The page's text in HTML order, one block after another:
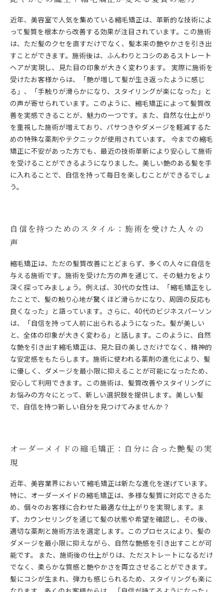
近年、美容室で人気を集めている縮毛矯正は、革新的な技術によ
って髪質を根本から改善する効果が注目されています。この施術
は、ただ髪のクセを直すだけでなく、髪本来の艶やかさを引き出
すことができます。施術後は、ふんわりとコシのあるストレート
ヘアが実現し、見た目の印象が大きく変わります。 実際に施術を
受けたお客様からは、「艶が増して髪が生き返ったように感じ
る」、「手触りが滑らかになり、スタイリングが楽になった」と
の声が寄せられています。このように、縮毛矯正によって髪質改
善を実感できることが、魅力の一つです。また、自然な仕上がり
を重視した施術が増えており、パサつきやダメージを軽減するた
めの特殊な薬剤やテクニックが使用されています。 今までの縮毛
矯正に不安があった方でも、最近の技術革新により安心して施術
を受けることができるようになりました。美しい艶のある髪を手
に入れることで、自信を持って毎日を楽しむことができるでしょ
う。
自信を持つためのスタイル：施術を受けた人々の
声
縮毛矯正は、ただの髪質改善にとどまらず、多くの人々に自信を
与える施術です。施術を受けた方の声を通じて、その魅力をより
深く探ってみましょう。例えば、30代の女性は、「縮毛矯正をし
たことで、髪の触り心地が驚くほど滑らかになり、周囲の反応も
良くなった」と語っています。さらに、40代のビジネスパーソン
は、「自信を持って人前に出られるようになった。髪が美しい
と、全体の印象が大きく変わる」と話します。このように、自然
な艶を引き出す縮毛矯正は、見た目の美しさだけでなく、精神的
な安定感をもたらします。施術に使われる薬剤の進化により、髪
に優しく、ダメージを最小限に抑えることが可能になったため、
安心して利用できます。この施術は、髪質改善やスタイリングに
お悩みの方々にとって、新しい選択肢を提供します。美しい髪
で、自信を持つ新しい自分を見つけてみませんか？
オーダーメイドの縮毛矯正：自分に合った艶髪の実
現
近年、美容業界において縮毛矯正は新たな進化を遂げています。
特に、オーダーメイドの縮毛矯正は、多様な髪質に対応できるた
め、個々のお客様に合わせた最適な仕上がりを実現します。ま
ず、カウンセリングを通じて髪の状態や希望を確認し、その後、
適切な薬剤と施術方法を選定します。このプロセスにより、髪の
ダメージを最小限に抑えながら、自然な艶感を引き出すことが可
能です。 また、施術後の仕上がりは、ただストレートになるだけ
でなく、柔らかな質感と艶やかさを両立させることができます。
髪にコシが生まれ、弾力も感じられるため、スタイリングも楽に